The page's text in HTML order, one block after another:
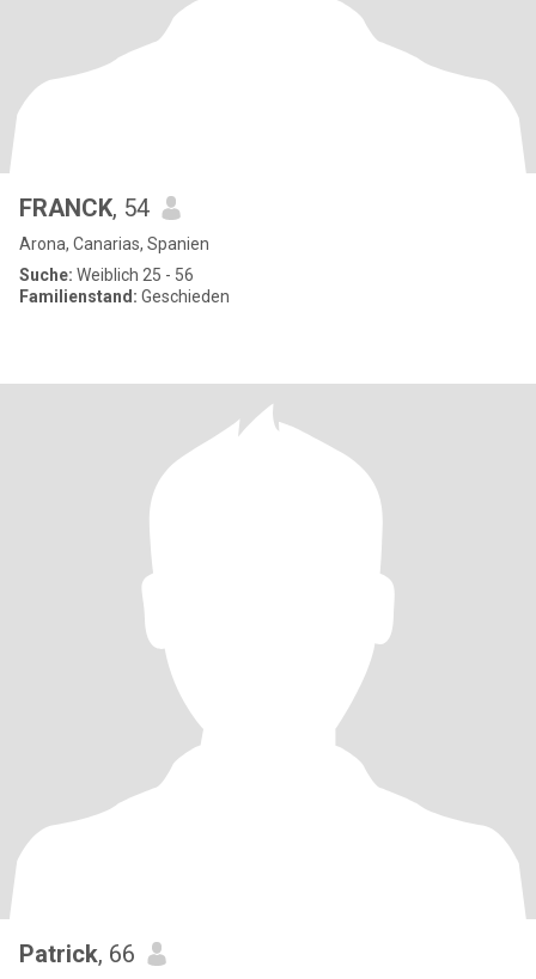
FRANCK, 54
Arona, Canarias, Spanien
Suche: Weiblich 25 - 56
Familienstand: Geschieden
Patrick, 66